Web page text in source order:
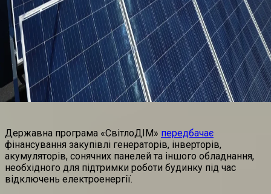
Державна програма «СвітлоДІМ» передбачає
фінансування закупівлі генераторів, інверторів,
акумуляторів, сонячних панелей та іншого обладнання,
необхідного для підтримки роботи будинку під час
відключень електроенергії.